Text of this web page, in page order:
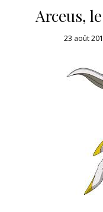
Arceus,
23 août